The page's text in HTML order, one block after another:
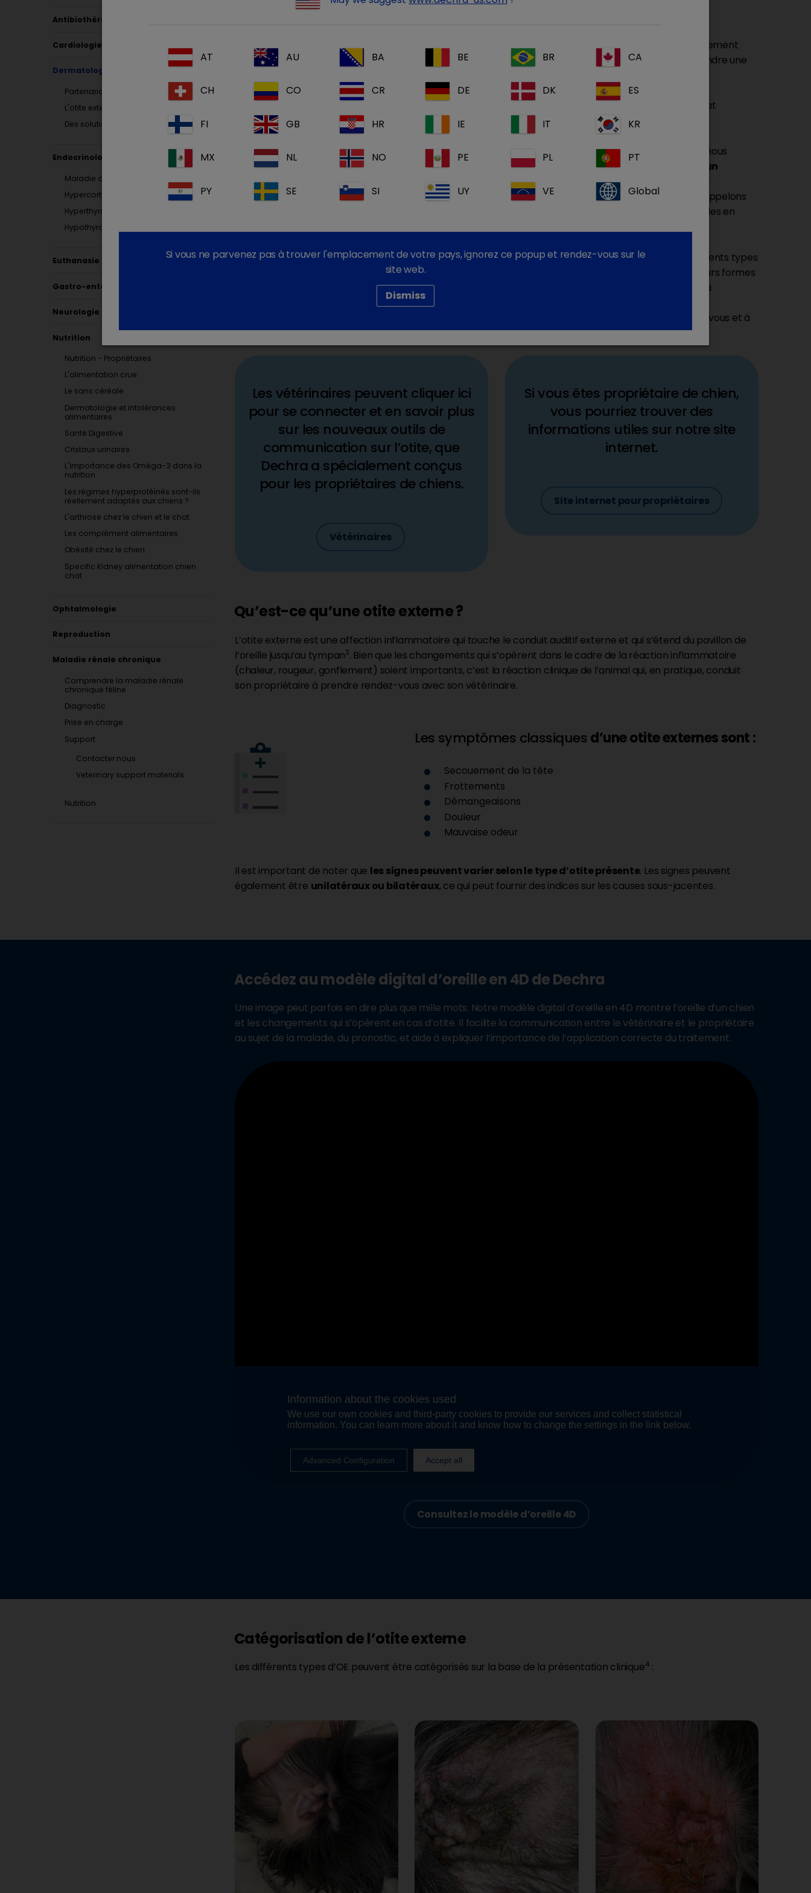
Antibiothérapie
Cardiologie
Dermatologie
Partenariat à long terme
L'otite externe sans surinfection
Des solutions pour l'otite externe
Endocrinologie
Maladie d’Addison - Hypocorticisme
Hypercorticisme Canin
Hyperthyroïdie Féline
Hypothyroïdie
Euthanasie
Gastro-entérologie
Neurologie
Nutrition
Nutrition - Propriétaires
L'alimentation crue
Le sans céréale
Dermatologie et intolérances
alimentaires
Santé Digestive
Cristaux urinaires
L'importance des Oméga-3 dans la
nutrition
Les régimes hyperprotéinés sont-ils
réellement adaptés aux chiens ?
L'arthrose chez le chien et le chat
Les complément alimentaires
Obésité chez le chien
Specific Kidney alimentation chien
chat
Ophtalmologie
Reproduction
Maladie rénale chronique
Comprendre la maladie rénale
chronique féline
Diagnostic
Prise en charge
Support
Contacter nous
Veterinary support materials
Nutrition
l’inflammation
pour éviter le risque d’ altérations chroniques au niveau de l’oreille
, mais il est également
essentiel de tenir compte de tous les facteurs individuels influençant le choix du traitement, afin de prendre une
Un bon travail d’équipe entre le vétérinaire et le propriétaire du chien est crucial pour obtenir un résultat
favorable.
De récents entretiens avec des vétérinaires de toute l’Europe
nous
apprennent que
la communication avec le propriétaire est un
élément essentiel du traitement
, et que les connaissances du
propriétaire en matière d’otite sont relativement faibles. Nous appelons
pour des oreilles en
Le but de cet article est de fournir des informations sur les différents types
d’otite externe et notamment sur leurs principales causes et leurs formes
les plus courantes. Cela vous aidera à comprendre l’intérêt de la
réalisation d’une cytologie auriculaire par votre vétérinaire et
l’importance d’un traitement sur mesure qui vous conviendra, à vous et à
votre chien.
Les vétérinaires peuvent cliquer ici
pour se connecter et en savoir plus
sur les nouveaux outils de
communication sur l’otite, que
Dechra a spécialement conçus
pour les propriétaires de chiens.
Vétérinaires
Si vous êtes propriétaire de chien,
vous pourriez trouver des
informations utiles sur notre site
internet.
Site internet pour propriétaires
Qu’est-ce qu’une otite externe ?
L’otite externe est une affection inflammatoire qui touche le conduit auditif externe et qui s’étend du pavillon de
l’oreille jusqu’au tympan3. Bien que les changements qui s’opèrent dans le cadre de la réaction inflammatoire
(chaleur, rougeur, gonflement) soient importants, c’est la réaction clinique de l’animal qui, en pratique, conduit
son propriétaire à prendre rendez-vous avec son vétérinaire.
Les symptômes classiques d’une otite externes sont :
Secouement de la tête
Frottements
Démangeaisons
Douleur
Mauvaise odeur
Il est important de noter que les signes peuvent varier selon le type d’otite présente. Les signes peuvent
également être unilatéraux ou bilatéraux, ce qui peut fournir des indices sur les causes sous-jacentes.
Accédez au modèle digital d’oreille en 4D de Dechra
Une image peut parfois en dire plus que mille mots. Notre modèle digital d’oreille en 4D montre l’oreille d’un chien
et les changements qui s’opèrent en cas d’otite. Il facilite la communication entre le vétérinaire et le propriétaire
au sujet de la maladie, du pronostic, et aide à expliquer l’importance de l’application correcte du traitement.
Consultez le modèle d’oreille 4D
Catégorisation de l’otite externe
Les différents types d’OE peuvent être catégorisés sur la base de la présentation clinique4 :
AT AU BA BE BR CA
CH CO CR DE DK ES
FI GB HR IE IT KR
MX NL NO PE PL PT
PY SE SI UY VE Global
Si vous ne parvenez pas à trouver l'emplacement de votre pays, ignorez ce popup et rendez-vous sur le
site web.
Dismiss